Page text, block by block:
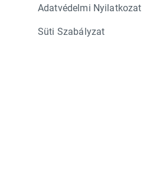
Adatvédelmi Nyilatkozat
Süti Szabályzat